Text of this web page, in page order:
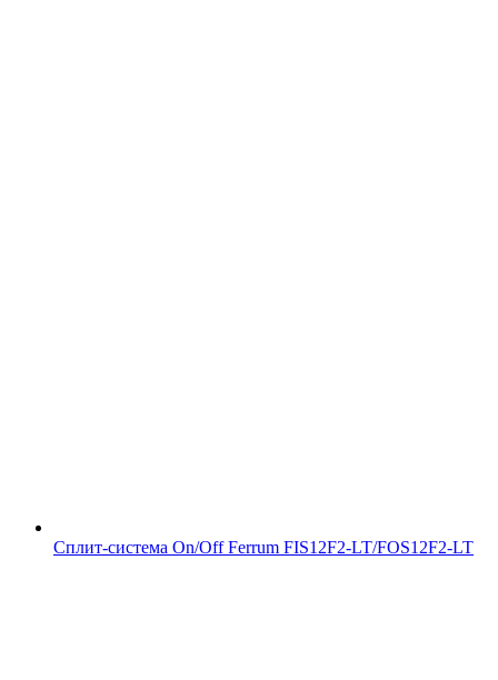
Сплит-система On/Off Ferrum FIS12F2-LT/FOS12F2-LT